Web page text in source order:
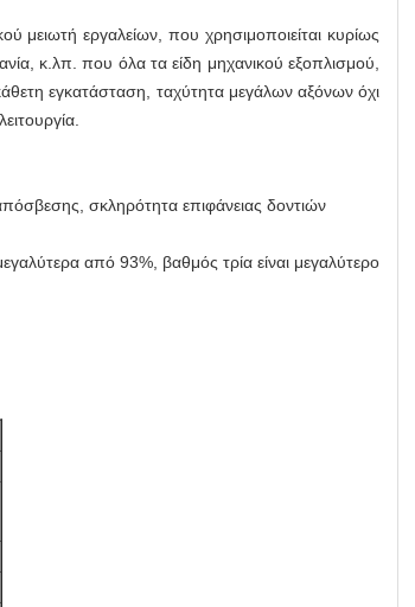
μειωτή εργαλείων, που χρησιμοποιείται κυρίως
κ.λπ. που όλα τα είδη μηχανικού εξοπλισμού,
εγκατάσταση, ταχύτητα μεγάλων αξόνων όχι
σκληρότητα επιφάνειας δοντιών
από 93%, βαθμός τρία είναι μεγαλύτερο